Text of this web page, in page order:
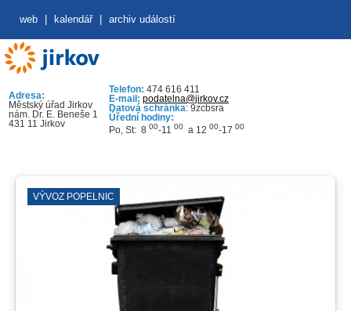
web kalendář archiv událostí
Adresa:
Městský úřad Jirkov
nám. Dr. E. Beneše 1
431 11 Jirkov
Telefon: 474 616 411
E-mail: podatelna@jirkov.cz
Datová schránka: 9zcbsra
Úřední hodiny:
Po, St: 8 00-11 00 a 12 00-17 00
VÝVOZ POPELNIC